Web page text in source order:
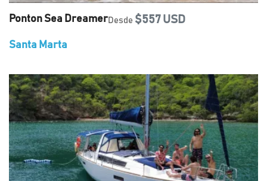
Ponton Sea DreamerDesde $557 USD
Santa Marta